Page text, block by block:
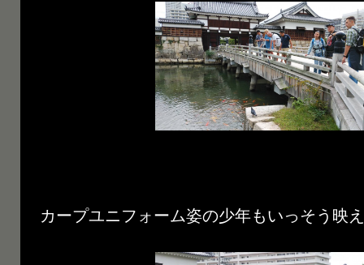
カープユニフォーム姿の少年もいっそう映